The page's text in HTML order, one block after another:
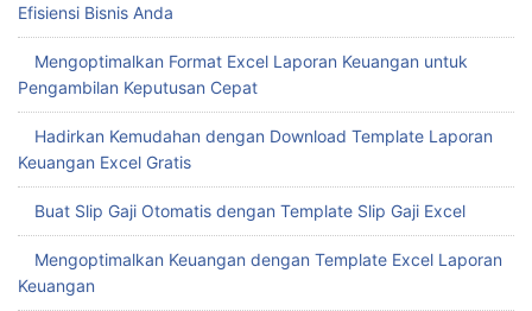
Efisiensi Bisnis Anda
Mengoptimalkan Format Excel Laporan Keuangan untuk
Pengambilan Keputusan Cepat
Hadirkan Kemudahan dengan Download Template Laporan
Keuangan Excel Gratis
Buat Slip Gaji Otomatis dengan Template Slip Gaji Excel
Mengoptimalkan Keuangan dengan Template Excel Laporan
Keuangan